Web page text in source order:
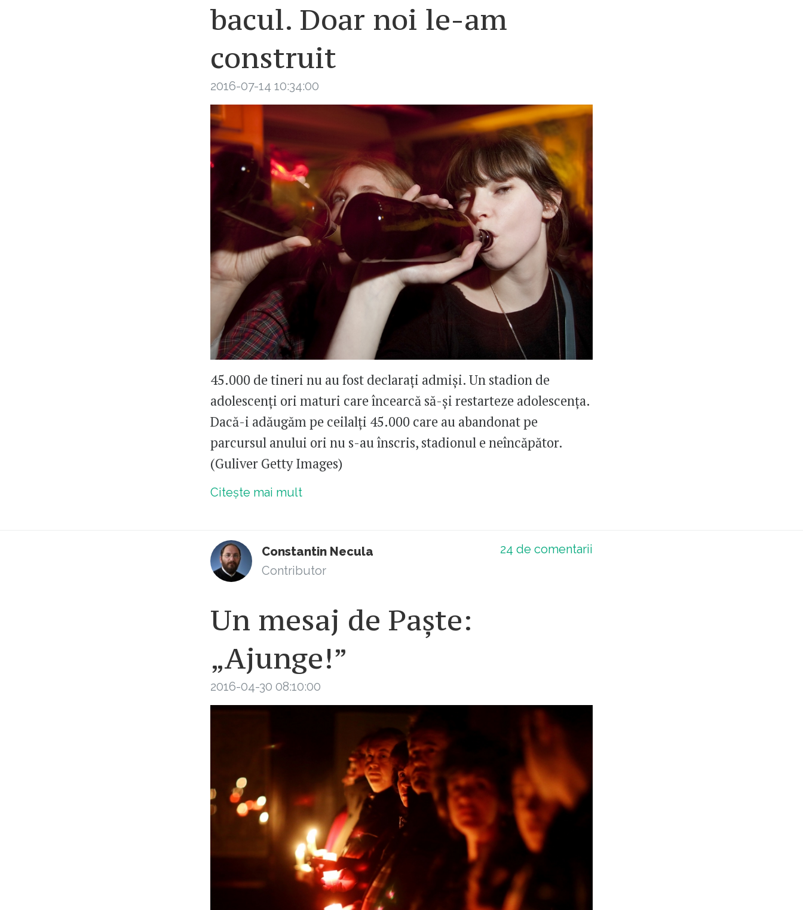
bacul. Doar noi le-am
construit
2016-07-14 10:34:00
45.000 de tineri nu au fost declarați admiși. Un stadion de
adolescenți ori maturi care încearcă să-și restarteze adolescența.
Dacă-i adăugăm pe ceilalți 45.000 care au abandonat pe
parcursul anului ori nu s-au înscris, stadionul e neîncăpător.
(Guliver Getty Images)
Citește mai mult
Constantin Necula
Contributor
24 de comentarii
Un mesaj de Paște:
„Ajunge!”
2016-04-30 08:10:00